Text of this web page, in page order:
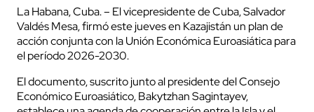
La Habana, Cuba. – El vicepresidente de Cuba, Salvador
Valdés Mesa, firmó este jueves en Kazajistán un plan de
acción conjunta con la Unión Económica Euroasiática para
el período 2026-2030.
El documento, suscrito junto al presidente del Consejo
Económico Euroasiático, Bakytzhan Sagintayev,